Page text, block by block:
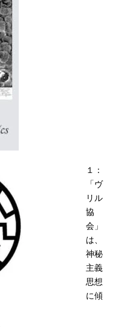
１：
「ヴ
リル
協
会」
は、
神秘
主義
思想
に傾